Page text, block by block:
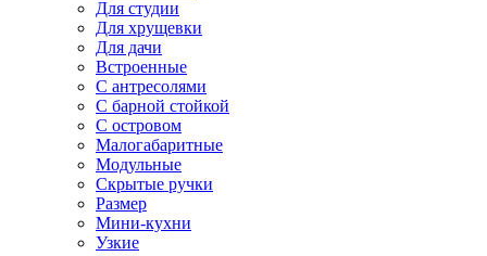
Для студии
Для хрущевки
Для дачи
Встроенные
С антресолями
С барной стойкой
С островом
Малогабаритные
Модульные
Скрытые ручки
Размер
Мини-кухни
Узкие